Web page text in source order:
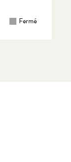
Fermé